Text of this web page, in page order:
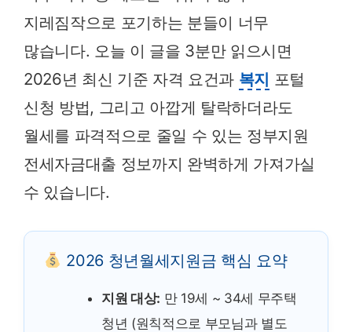
지레짐작으로 포기하는 분들이 너무
많습니다. 오늘 이 글을 3분만 읽으시면
2026년 최신 기준 자격 요건과 복지 포털
신청 방법, 그리고 아깝게 탈락하더라도
월세를 파격적으로 줄일 수 있는 정부지원
전세자금대출 정보까지 완벽하게 가져가실
수 있습니다.
2026 청년월세지원금 핵심 요약
지원 대상: 만 19세 ~ 34세 무주택
청년 (원칙적으로 부모님과 별도